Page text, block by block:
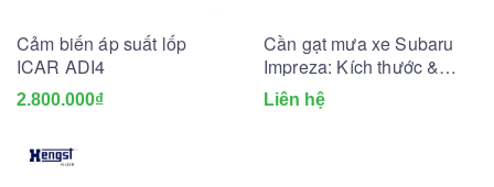
Cảm biến áp suất lốp
ICAR ADI4
2.800.000₫
Cần gạt mưa xe Subaru
Impreza: Kích thước &
Bảng giá mới nhất
Liên hệ